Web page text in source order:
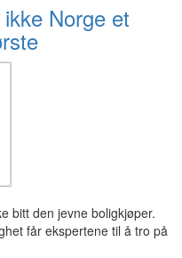
Norge et
bitt den jevne boligkjøper.
får ekspertene til å tro på